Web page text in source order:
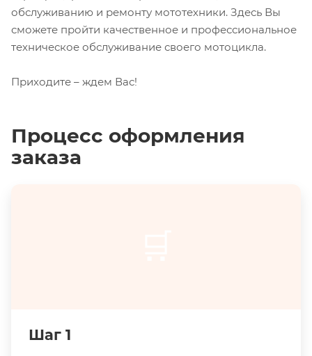
обслуживанию и ремонту мототехники. Здесь Вы
сможете пройти качественное и профессиональное
техническое обслуживание своего мотоцикла.
Приходите – ждем Вас!
Процесс оформления
заказа
Шаг 1